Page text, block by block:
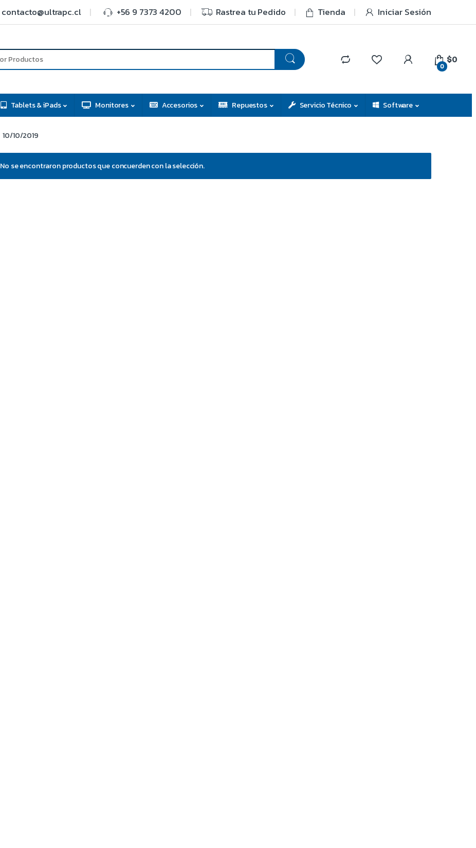
contacto@ultrapc.cl +56 9 7373 4200 Rastrea tu Pedido Tienda Iniciar Sesión
0
$0
Tablets & iPads Monitores Accesorios Repuestos Servicio Técnico Software
10/10/2019
No se encontraron productos que concuerden con la selección.